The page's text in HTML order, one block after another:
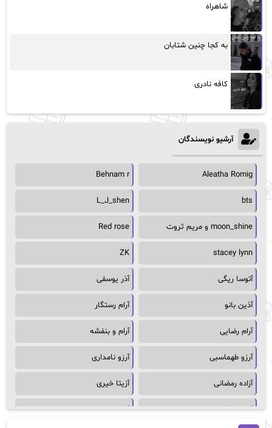
شاهراه
به کجا چنین شتابان
کافه نادری
آرشیو نویسندگان
Aleatha Romig
Behnam r
bts
L_J_shen
moon_shine و مریم ثروت Red rose
stacey lynn
ZK
آتوسا ریگی آذر یوسفی
آذین بانو آرام رستگار
آرام رضایی آرام و بنفشه
آرزو طهماسبی آرزو نامداری
آزاده رمضانی آزیتا خیری
آسمان64 آسمان۶۵